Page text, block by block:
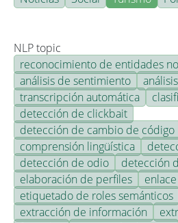
NLP topic
reconocimiento de entidades
análisis de sentimiento
transcripción automática
detección de clickbait
detección de cambio de código
comprensión lingüística
detección de odio
detección
elaboración de perfiles
etiquetado de roles semánticos
extracción de información